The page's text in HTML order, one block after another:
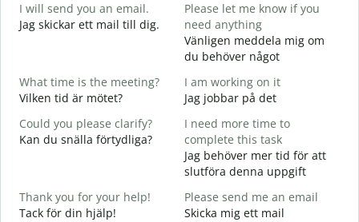
I will send you an email.
Jag skickar ett mail till dig.
Please let me know if you
need anything
Vänligen meddela mig om
du behöver något
What time is the meeting?
Vilken tid är mötet?
I am working on it
Jag jobbar på det
Could you please clarify?
Kan du snälla förtydliga?
I need more time to
complete this task
Jag behöver mer tid för att
slutföra denna uppgift
Thank you for your help!
Tack för din hjälp!
Please send me an email
Skicka mig ett mail